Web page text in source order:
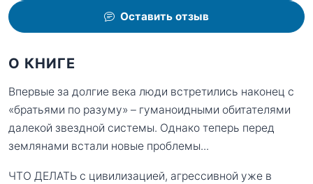
Оставить отзыв
О КНИГЕ
Впервые за долгие века люди встретились наконец с
«братьями по разуму» – гуманоидными обитателями
далекой звездной системы. Однако теперь перед
землянами встали новые проблемы...
ЧТО ДЕЛАТЬ с цивилизацией, агрессивной уже в